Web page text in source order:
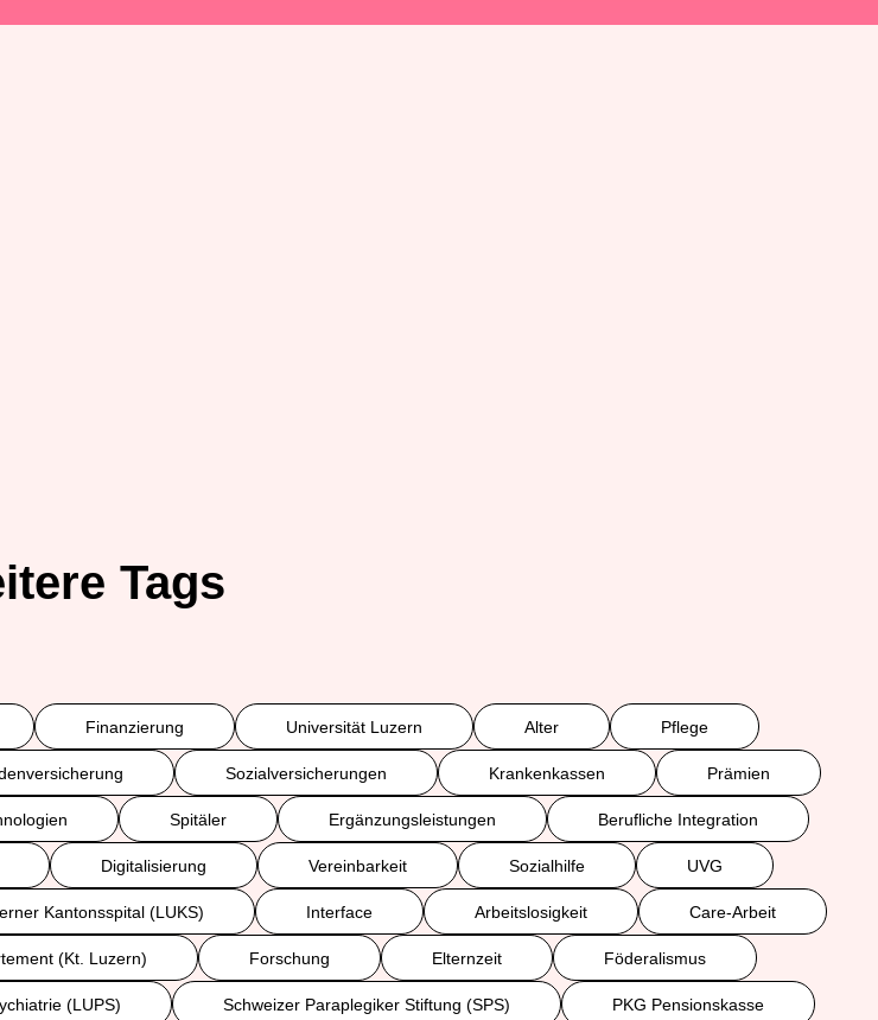
Tags
Finanzierung Universität Luzern Alter Pflege
Sozialversicherungen Krankenkassen Prämien
Spitäler Ergänzungsleistungen Berufliche Integration
Digitalisierung Vereinbarkeit Sozialhilfe UVG
Kantonsspital (LUKS) Interface Arbeitslosigkeit Care-Arbeit
(Kt. Luzern) Forschung Elternzeit Föderalismus
(LUPS) Schweizer Paraplegiker Stiftung (SPS) PKG Pensionskasse